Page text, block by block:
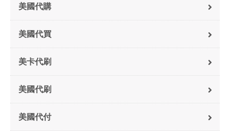
美國代購
美國代買
美卡代刷
美國代刷
美國代付